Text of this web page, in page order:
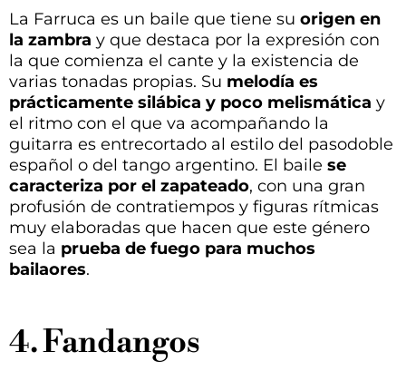
La Farruca es un baile que tiene su origen en
la zambra y que destaca por la expresión con
la que comienza el cante y la existencia de
varias tonadas propias. Su melodía es
prácticamente silábica y poco melismática y
el ritmo con el que va acompañando la
guitarra es entrecortado al estilo del pasodoble
español o del tango argentino. El baile se
caracteriza por el zapateado, con una gran
profusión de contratiempos y figuras rítmicas
muy elaboradas que hacen que este género
sea la prueba de fuego para muchos
bailaores.
4. Fandangos